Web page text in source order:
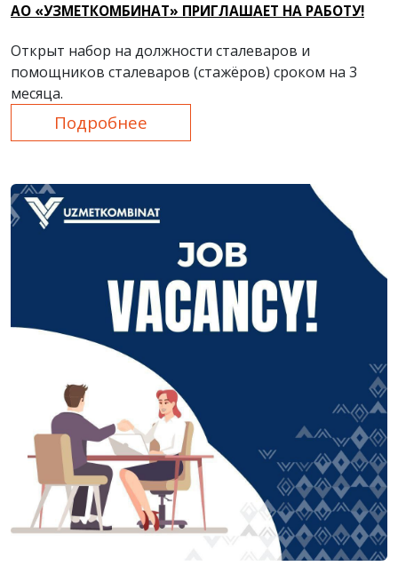
АО «УЗМЕТКОМБИНАТ» ПРИГЛАШАЕТ НА РАБОТУ!
Открыт набор на должности сталеваров и
помощников сталеваров (стажёров) сроком на 3
месяца.
Подробнее